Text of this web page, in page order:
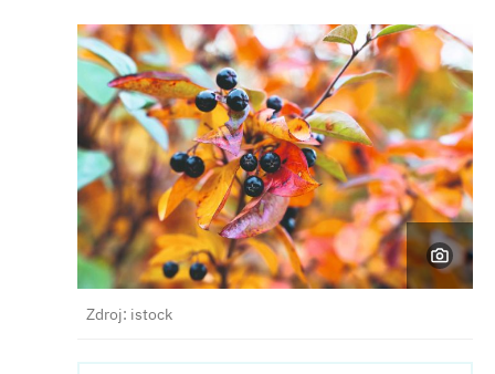
Zdroj: istock